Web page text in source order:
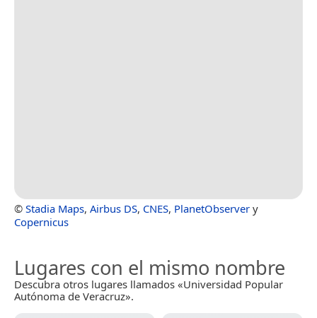
© Stadia Maps, Airbus DS, CNES, PlanetObserver y
Copernicus
Lugares con el mismo nombre
Descubra otros lugares llamados «Universidad Popular
Autónoma de Veracruz».